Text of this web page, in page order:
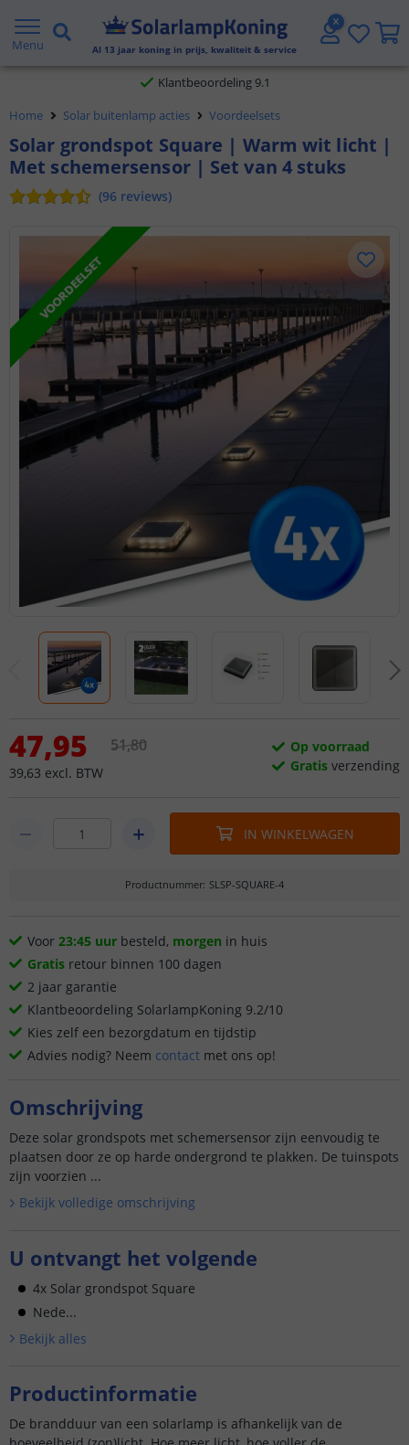
Menu Al 13 jaar koning in prijs, kwaliteit & service
Gratis verzending vanaf € 20,- NL en BE
Klantbeoordeling 9.1
Voor 23:45 uur besteld, morgen in huis
Home Solar buitenlamp acties Voordeelsets
Solar grondspot Square | Warm wit licht |
Met schemersensor | Set van 4 stuks
(96 reviews)
VOORDEELSET
47,95
39,63 excl. BTW
51,80
Op voorraad
Gratis verzending
IN WINKELWAGEN
Productnummer: SLSP-SQUARE-4
Voor 23:45 uur besteld, morgen in huis
Gratis retour binnen 100 dagen
2 jaar garantie
Klantbeoordeling SolarlampKoning 9.2/10
Kies zelf een bezorgdatum en tijdstip
Advies nodig? Neem contact met ons op!
Omschrijving
Deze solar grondspots met schemersensor zijn eenvoudig te
plaatsen door ze op harde ondergrond te plakken. De tuinspots
zijn voorzien ...
Bekijk volledige omschrijving
U ontvangt het volgende
4x Solar grondspot Square
Nede...
Bekijk alles
Productinformatie
De brandduur van een solarlamp is afhankelijk van de